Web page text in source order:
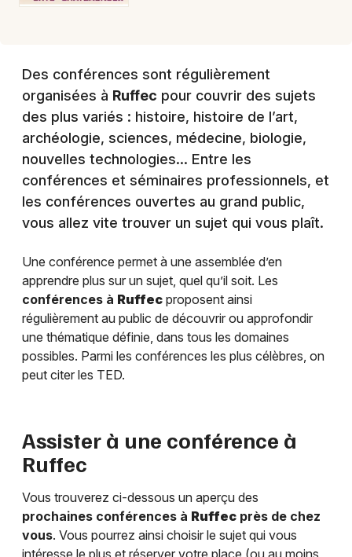
Des conférences sont régulièrement
organisées à Ruffec pour couvrir des sujets
des plus variés : histoire, histoire de l’art,
archéologie, sciences, médecine, biologie,
nouvelles technologies… Entre les
conférences et séminaires professionnels, et
les conférences ouvertes au grand public,
vous allez vite trouver un sujet qui vous plaît.
Une conférence permet à une assemblée d’en
apprendre plus sur un sujet, quel qu’il soit. Les
conférences à Ruffec proposent ainsi
régulièrement au public de découvrir ou approfondir
une thématique définie, dans tous les domaines
possibles. Parmi les conférences les plus célèbres, on
peut citer les TED.
Assister à une conférence à
Ruffec
Vous trouverez ci-dessous un aperçu des
prochaines conférences à Ruffec près de chez
vous. Vous pourrez ainsi choisir le sujet qui vous